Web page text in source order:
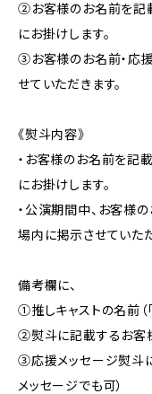
②お客様のお名前を記
にお掛けします。
③お客様のお名前・応
せていただきます。
《熨斗内容》
・お客様のお名前を記
にお掛けします。
・公演期間中、お客様
場内に掲示させていただ
備考欄に、
①推しキャストの名前（
②熨斗に記載するお客様
③応援メッセージ熨斗
メッセージでも可）